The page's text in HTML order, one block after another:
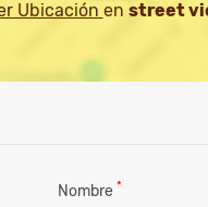
Ubicación en street
Nombre *